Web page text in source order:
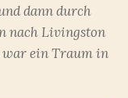
dann durch
nach Livingston
war ein Traum in